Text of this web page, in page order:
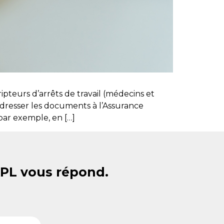
d’arrêts de travail (médecins et
les documents à l’Assurance
exemple, en […]
vous répond.